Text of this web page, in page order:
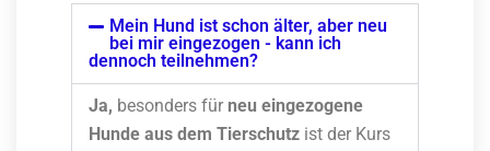
Mein Hund ist schon älter, aber neu
bei mir eingezogen - kann ich
dennoch teilnehmen?
Ja, besonders für neu eingezogene
Hunde aus dem Tierschutz ist der Kurs